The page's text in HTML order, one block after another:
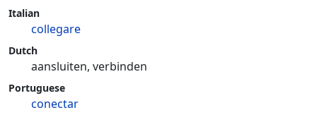
Italian
collegare
Dutch
aansluiten, verbinden
Portuguese
conectar